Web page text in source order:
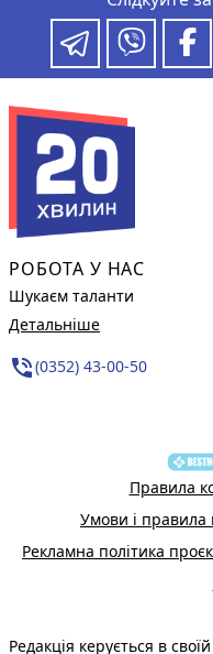
РОБОТА У НАС
Шукаєм таланти
Детальніше
phone_in_talk(0352) 43-00-50
Правила
Умови і правила
Рекламна політика
Редакція керується в